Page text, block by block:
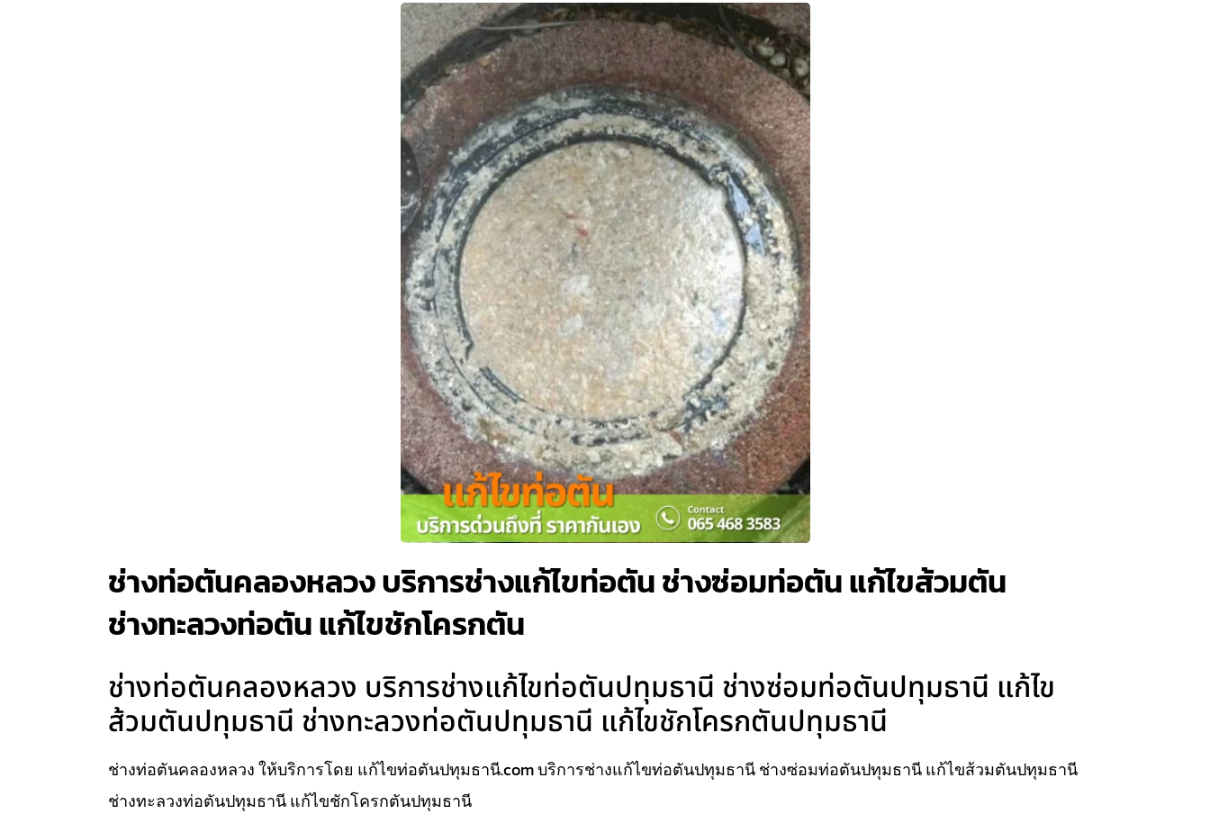
ช่างท่อตันคลองหลวง บริการช่างแก้ไขท่อตัน ช่างซ่อมท่อตัน แก้ไขส้วมตัน
ช่างทะลวงท่อตัน แก้ไขชักโครกตัน
ช่างท่อตันคลองหลวง บริการช่างแก้ไขท่อตันปทุมธานี ช่างซ่อมท่อตันปทุมธานี แก้ไข
ส้วมตันปทุมธานี ช่างทะลวงท่อตันปทุมธานี แก้ไขชักโครกตันปทุมธานี
ช่างท่อตันคลองหลวง ให้บริการโดย แก้ไขท่อตันปทุมธานี.com บริการช่างแก้ไขท่อตันปทุมธานี ช่างซ่อมท่อตันปทุมธานี แก้ไขส้วมตันปทุมธานี
ช่างทะลวงท่อตันปทุมธานี แก้ไขชักโครกตันปทุมธานี